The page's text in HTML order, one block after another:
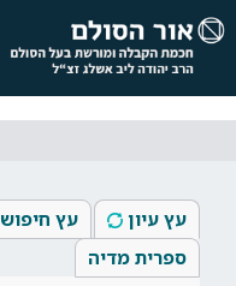
עץ עיון עץ חיפוש
ספרית מדיה